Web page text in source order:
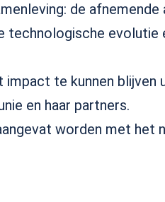
de
technologische
te kunnen blijven
en haar partners.
worden met het